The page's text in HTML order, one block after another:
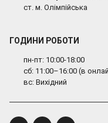
ст. м. Олімпійська
ГОДИНИ РОБОТИ
пн-пт: 10:00-18:00
сб: 11:00–16:00 (в
вс: Вихідний